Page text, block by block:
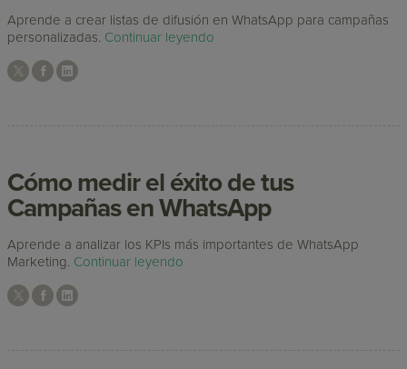
Aprende a crear listas de difusión en WhatsApp para campañas
personalizadas. Continuar leyendo
Cómo medir el éxito de tus
Campañas en WhatsApp
Aprende a analizar los KPIs más importantes de WhatsApp
Marketing. Continuar leyendo